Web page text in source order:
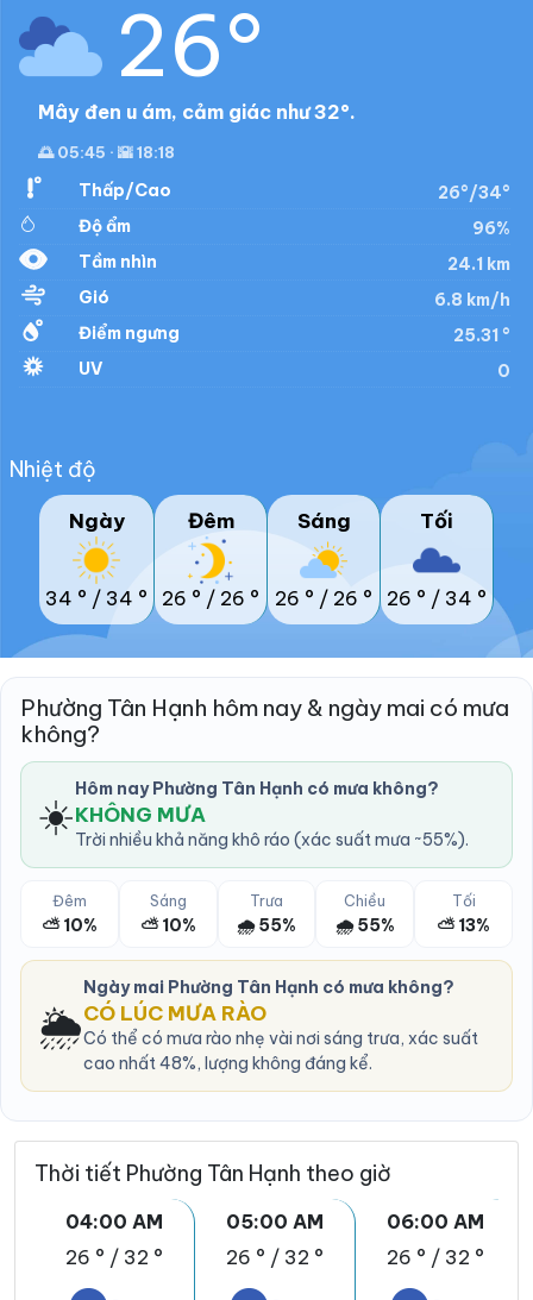
26°
Mây đen u ám, cảm giác như 32°.
🌅 05:45 · 🌇 18:18
Thấp/Cao
26°/34°
Độ ẩm
96%
Tầm nhìn
24.1 km
Gió
6.8 km/h
Điểm ngưng
25.31 °
UV
0
Nhiệt độ
Ngày
34 ° / 34 °
Đêm
26 ° / 26 °
Sáng
26 ° / 26 °
Tối
26 ° / 34 °
Phường Tân Hạnh hôm nay & ngày mai có mưa
không?
☀️ Hôm nay Phường Tân Hạnh có mưa không?
KHÔNG MƯA
Trời nhiều khả năng khô ráo (xác suất mưa ~55%).
Đêm
⛅ 10%
Sáng
⛅ 10%
Trưa
🌧️ 55%
Chiều
🌧️ 55%
Tối
⛅ 13%
🌦️
Ngày mai Phường Tân Hạnh có mưa không?
CÓ LÚC MƯA RÀO
Có thể có mưa rào nhẹ vài nơi sáng trưa, xác suất
cao nhất 48%, lượng không đáng kể.
Thời tiết Phường Tân Hạnh theo giờ
04:00 AM
26 ° / 32 °
05:00 AM
26 ° / 32 °
06:00 AM
26 ° / 32 °